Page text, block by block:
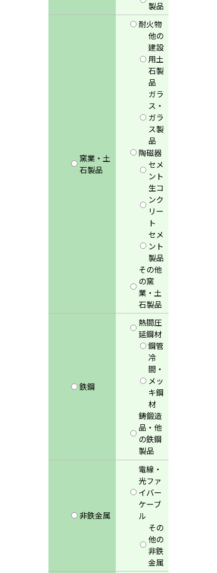
製品
窯業・土
石製品
耐火物
他の
建設
用土
石製
品
ガラ
ス・
ガラ
ス製
品
陶磁器
セメ
ント
生コ
ンク
リー
ト
セメ
ント
製品
その他
の窯
業・土
石製品
鉄鋼
熱間圧
延鋼材
鋼管
冷
間・
メッ
キ鋼
材
鋳鍛造
品・他
の鉄鋼
製品
非鉄金属
電線・
光ファ
イバー
ケーブ
ル
その
他の
非鉄
金属